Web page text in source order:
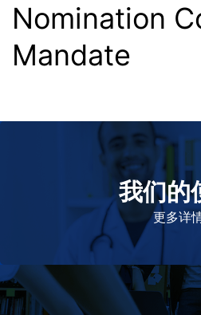
Nomination
Mandate
我们的
更多详
致力于提高患者的生